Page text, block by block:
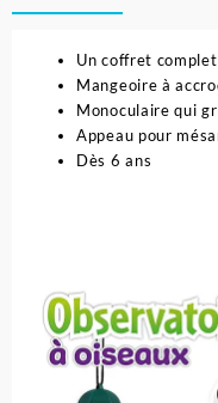
Un coffret
Mangeoire à
Monoculaire qui
Appeau pour
Dès 6 ans